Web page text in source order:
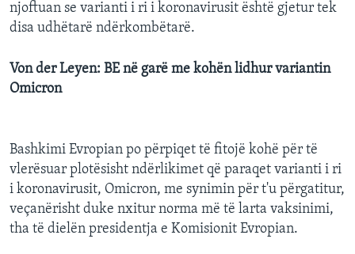
njoftuan se varianti i ri i koronavirusit është gjetur tek
disa udhëtarë ndërkombëtarë.
Von der Leyen: BE në garë me kohën lidhur variantin
Omicron
Bashkimi Evropian po përpiqet të fitojë kohë për të
vlerësuar plotësisht ndërlikimet që paraqet varianti i ri
i koronavirusit, Omicron, me synimin për t'u përgatitur,
veçanërisht duke nxitur norma më të larta vaksinimi,
tha të dielën presidentja e Komisionit Evropian.